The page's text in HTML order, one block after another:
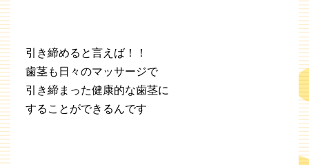
引き締めると言えば！！
歯茎も日々のマッサージで
引き締まった健康的な歯茎に
することができるんです